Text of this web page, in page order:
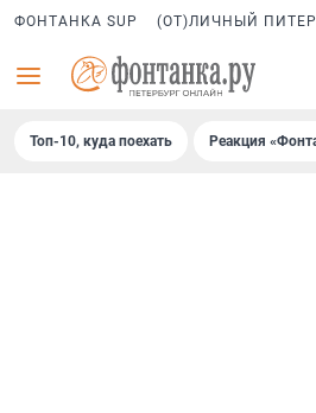
ФОНТАНКА SUP (ОТ)ЛИЧНЫЙ ПИТЕР
Топ-10, куда поехать Реакция